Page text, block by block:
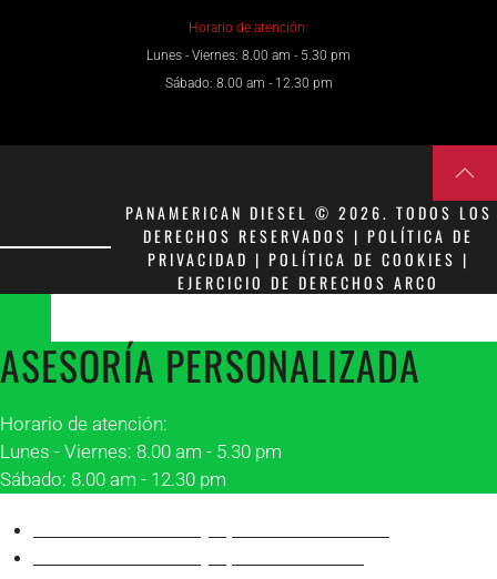
Horario de atención:
Lunes - Viernes: 8.00 am - 5.30 pm
Sábado: 8.00 am - 12.30 pm
PANAMERICAN DIESEL © 2026. TODOS LOS
DERECHOS RESERVADOS | POLÍTICA DE
PRIVACIDAD | POLÍTICA DE COOKIES |
EJERCICIO DE DERECHOS ARCO
ASESORÍA PERSONALIZADA
Horario de atención:
Lunes - Viernes: 8.00 am - 5.30 pm
Sábado: 8.00 am - 12.30 pm